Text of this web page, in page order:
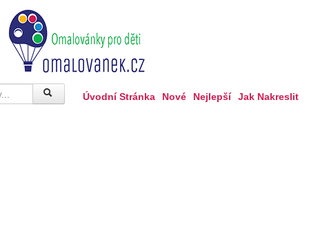
Úvodní Stránka Nové Nejlepší Jak Nakreslit